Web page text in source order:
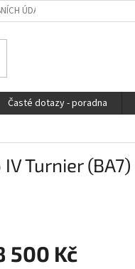
ÚDAJŮ
Časté dotazy - poradna
(BA7)
500 Kč